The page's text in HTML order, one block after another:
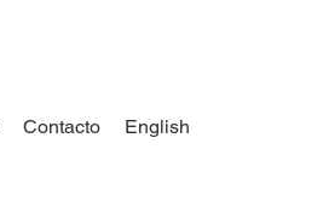
Contacto English